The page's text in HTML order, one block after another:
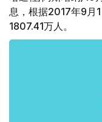
息，根据2017年9月
1807.41万人。